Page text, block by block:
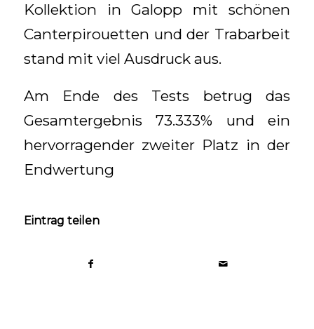
Kollektion in Galopp mit schönen
Canterpirouetten und der Trabarbeit
stand mit viel Ausdruck aus.
Am Ende des Tests betrug das
Gesamtergebnis 73.333% und ein
hervorragender zweiter Platz in der
Endwertung
Eintrag teilen